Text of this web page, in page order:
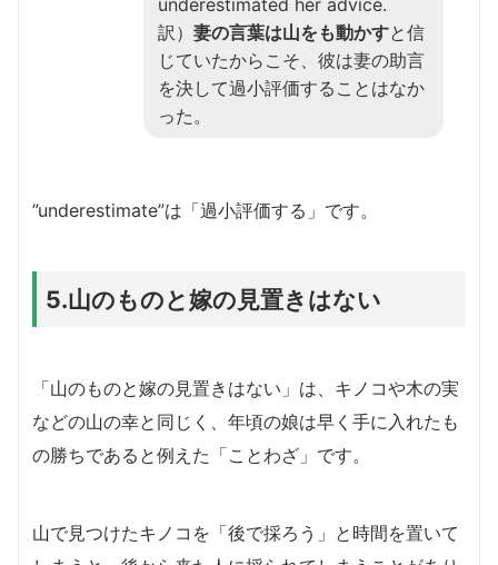
訳） 妻の言葉は山をも動かすと信
じていたからこそ、彼は妻の助言
を決して過小評価することはなか
った。
”underestimate”は「過小評価する」です。
5.山のものと嫁の見置きはない
「山のものと嫁の見置きはない」は、キノコや木の実
などの山の幸と同じく、年頃の娘は早く手に入れたも
の勝ちであると例えた「ことわざ」です。
山で見つけたキノコを「後で採ろう」と時間を置いて